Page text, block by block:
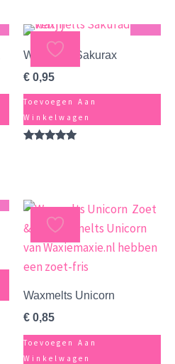
Waxmelts Sakurax
€ 0,95
Toevoegen Aan
Winkelwagen
Waxmelts Unicorn
€ 0,85
Toevoegen Aan
Winkelwagen